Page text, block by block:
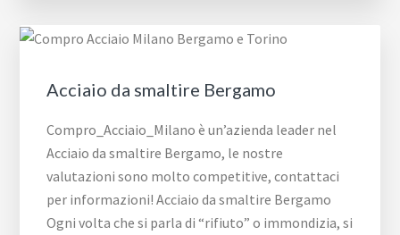
Acciaio da smaltire Bergamo
Compro_Acciaio_Milano è un’azienda leader nel
Acciaio da smaltire Bergamo, le nostre
valutazioni sono molto competitive, contattaci
per informazioni! Acciaio da smaltire Bergamo
Ogni volta che si parla di “rifiuto” o immondizia, si